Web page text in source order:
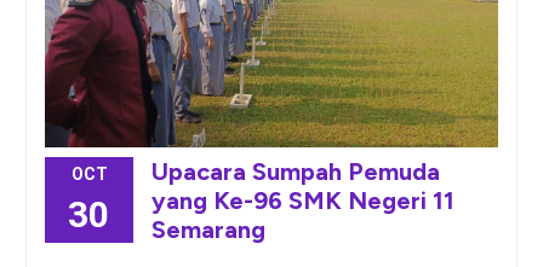
OCT
30
Upacara Sumpah Pemuda
yang Ke-96 SMK Negeri 11
Semarang